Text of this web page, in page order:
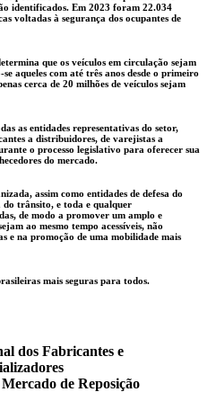
identificados. Em 2023 foram 22.034
voltadas à segurança dos ocupantes de
que os veículos em circulação sejam
aqueles com até três anos desde o primeiro
cerca de 20 milhões de veículos sejam
as entidades representativas do setor,
a distribuidores, de varejistas a
o processo legislativo para oferecer sua
do mercado.
assim como entidades de defesa do
do trânsito, e toda e qualquer
de modo a promover um amplo e
ao mesmo tempo acessíveis, não
e na promoção de uma mobilidade mais
mais seguras para todos.
dos Fabricantes e
de Reposição